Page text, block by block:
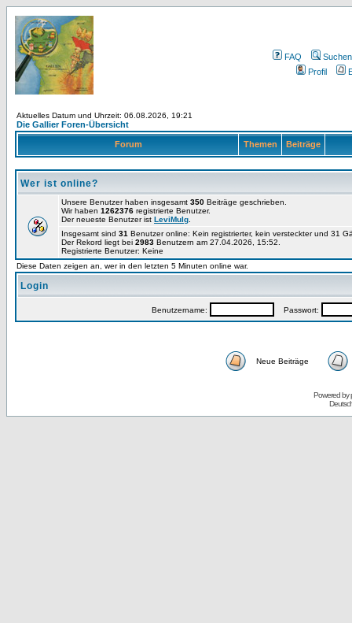
FAQ
Suchen
Profil
Aktuelles Datum und Uhrzeit: 06.08.2026, 19:21
Die Gallier Foren-Übersicht
Forum Themen Beiträge
Wer ist online?
Unsere Benutzer haben insgesamt 350 Beiträge geschrieben.
Wir haben 1262376 registrierte Benutzer.
Der neueste Benutzer ist LeviMulg
Insgesamt sind 31 Benutzer online: Kein registrierter, kein versteckter und 31
Der Rekord liegt bei 2983 Benutzern am 27.04.2026, 15:52.
Registrierte Benutzer: Keine
Diese Daten zeigen an, wer in den letzten 5 Minuten online war.
Login
Benutzername: Passwort:
Neue Beiträge
Powered by